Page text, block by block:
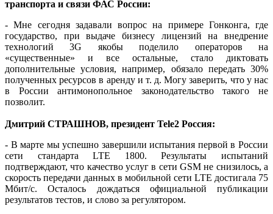
транспорта и связи ФАС России:
- Мне сегодня задавали вопрос на примере Гонконга, где
государство, при выдаче бизнесу лицензий на внедрение
технологий 3G якобы поделило операторов на
«существенные» и все остальные, стало диктовать
дополнительные условия, например, обязало передать 30%
полученных ресурсов в аренду и т. д. Могу заверить, что у нас
в России антимонопольное законодательство такого не
позволит.
Дмитрий СТРАШНОВ, президент Tele2 Россия:
- В марте мы успешно завершили испытания первой в России
сети стандарта LTE 1800. Результаты испытаний
подтверждают, что качество услуг в сети GSM не снизилось, а
скорость передачи данных в мобильной сети LTE достигала 75
Мбит/с. Осталось дождаться официальной публикации
результатов тестов, и слово за регулятором.